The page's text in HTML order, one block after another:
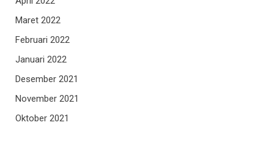
Maret 2022
Februari 2022
Januari 2022
Desember 2021
November 2021
Oktober 2021